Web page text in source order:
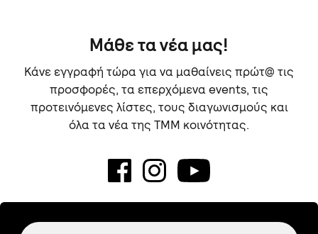
Μάθε τα νέα μας!
Κάνε εγγραφή τώρα για να μαθαίνεις πρώτ@ τις
προσφορές, τα επερχόμενα events, τις
προτεινόμενες λίστες, τους διαγωνισμούς και
όλα τα νέα της TMM κοινότητας.